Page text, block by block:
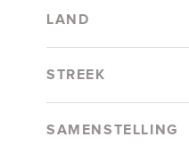
LAND
STREEK
SAMENSTELLING